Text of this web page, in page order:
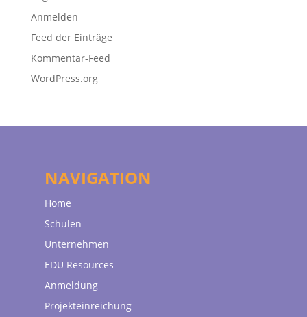
Anmelden
Feed der Einträge
Kommentar-Feed
WordPress.org
NAVIGATION
Home
Schulen
Unternehmen
EDU Resources
Anmeldung
Projekteinreichung